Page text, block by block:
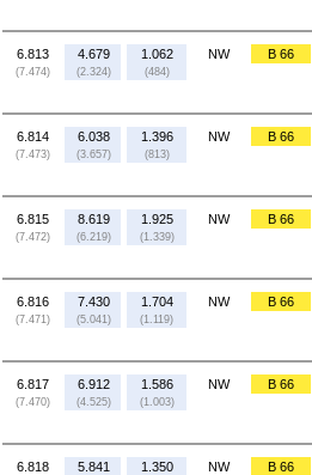
6.813
(7.474)
4.679
(2.324)
1.062
(484)
NW B 66
6.814
(7.473)
6.038
(3.657)
1.396
(813)
NW B 66
6.815
(7.472)
8.619
(6.219)
1.925
(1.339)
NW B 66
6.816
(7.471)
7.430
(5.041)
1.704
(1.119)
NW B 66
6.817
(7.470)
6.912
(4.525)
1.586
(1.003)
NW B 66
6.818 5.841 1.350 NW B 66